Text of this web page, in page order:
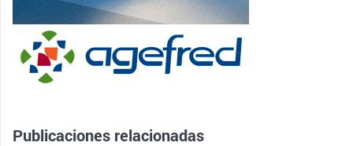
Publicaciones relacionadas